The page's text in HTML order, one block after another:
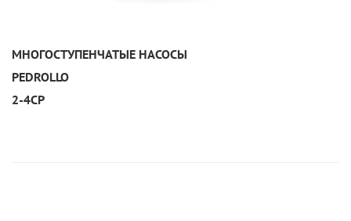
МНОГОСТУПЕНЧАТЫЕ НАСОСЫ
PEDROLLO
2-4CP